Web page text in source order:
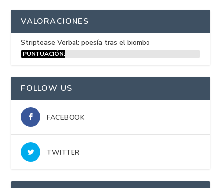
VALORACIONES
Striptease Verbal: poesía tras el biombo
PUNTUACIÓN:
FOLLOW US
FACEBOOK
TWITTER